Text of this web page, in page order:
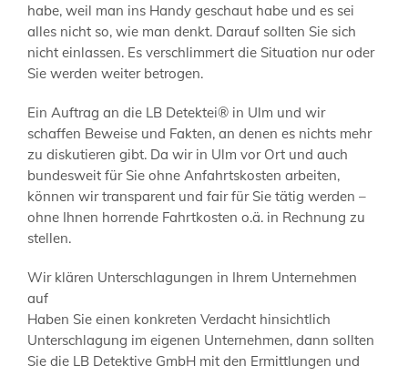
habe, weil man ins Handy geschaut habe und es sei
alles nicht so, wie man denkt. Darauf sollten Sie sich
nicht einlassen. Es verschlimmert die Situation nur oder
Sie werden weiter betrogen.
Ein Auftrag an die LB Detektei® in Ulm und wir
schaffen Beweise und Fakten, an denen es nichts mehr
zu diskutieren gibt. Da wir in Ulm vor Ort und auch
bundesweit für Sie ohne Anfahrtskosten arbeiten,
können wir transparent und fair für Sie tätig werden –
ohne Ihnen horrende Fahrtkosten o.ä. in Rechnung zu
stellen.
Wir klären Unterschlagungen in Ihrem Unternehmen
auf
Haben Sie einen konkreten Verdacht hinsichtlich
Unterschlagung im eigenen Unternehmen, dann sollten
Sie die LB Detektive GmbH mit den Ermittlungen und